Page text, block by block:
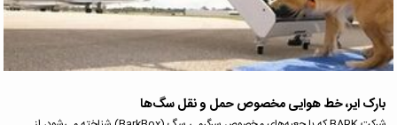
بارک ایر، خط هوایی مخصوص حمل و نقل سگ‌ها